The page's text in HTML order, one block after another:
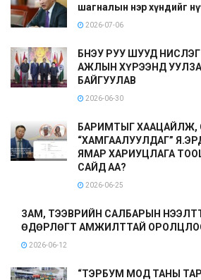
шагналын нэр хүндийг
2026-07-06
БНЭУ РУУ ШУУД
АЖЛЫН ХҮРЭЭНД
БАЙГУУЛАВ
2026-06-30
БАРИМТЫГ ХААЦАЙЛЖ,
“ХАМГААЛУУЛДАГ”
ЯМАР ХАРИУЦЛАГА
САЙД АА?
2026-06-25
ЗАМ, ТЭЭВРИЙН САЛБАРЫН
ӨДӨРЛӨГТ АМЖИЛТТАЙ
2026-06-12
“ТЭРБУМ МОД ТАНЫ